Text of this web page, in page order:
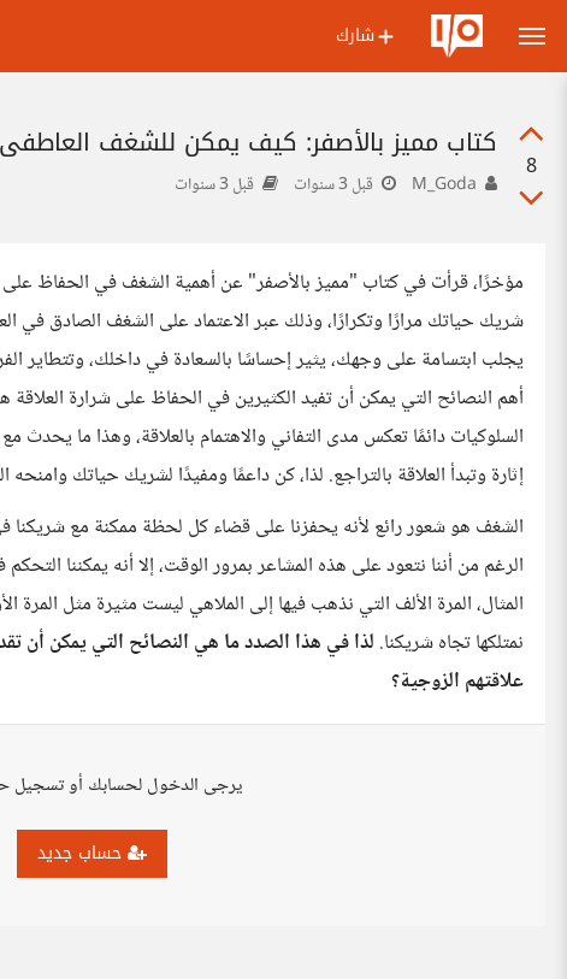
شارك
8
كتاب مميز بالأصفر: كيف يمكن للشغف
قبل 3 سنوات قبل 3 سنوات
مؤخرًا، قرأت في كتاب "مميز بالأصفر" عن أهمية الشغف في الحفاظ على
شريك حياتك مرارًا وتكرارًا، وذلك عبر الاعتماد على الشغف الصادق في
يجلب ابتسامة على وجهك، يثير إحساسًا بالسعادة في داخلك،
أهم النصائح التي يمكن أن تفيد الكثيرين في الحفاظ على شرارة
السلوكيات دائمًا تعكس مدى التفاني والاهتمام بالعلاقة، وهذا ما
إثارة وتبدأ العلاقة بالتراجع. لذا، كن داعمًا ومفيدًا لشريك حياتك
الشغف هو شعور رائع لأنه يحفزنا على قضاء كل لحظة ممكنة مع شريكنا في
الرغم من أننا نتعود على هذه المشاعر بمرور الوقت، إلا أنه يمكننا
المثال، المرة الألف التي نذهب فيها إلى الملاهي ليست مثيرة مثل المرة
نمتلكها تجاه شريكنا. لذا في هذا الصدد ما هي النصائح التي يمكن أن
علاقتهم الزوجية؟
يرجى الدخول لحسابك أو تسجيل
حساب جديد